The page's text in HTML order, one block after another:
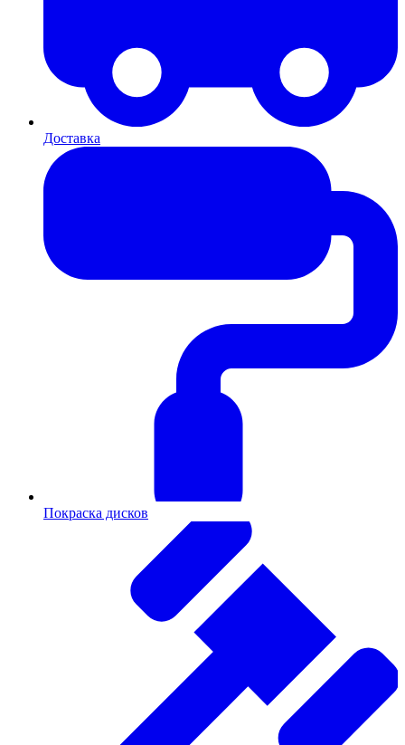
Доставка
Покраска дисков